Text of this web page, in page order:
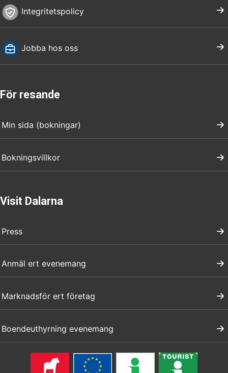
Integritetspolicy
Jobba hos oss
För resande
Min sida (bokningar)
Bokningsvillkor
Visit Dalarna
Press
Anmäl ert evenemang
Marknadsför ert företag
Boendeuthyrning evenemang